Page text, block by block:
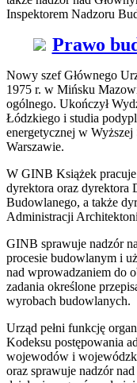
Inspektorem Nadzoru
Prawo
Nowy szef Głównego
1975 r. w Mińsku
ogólnego. Ukończył
Łódzkiego i studia
energetycznej w
Warszawie.
W GINB Książek pracuje
dyrektora oraz dyrektora
Budowlanego, a także
Administracji
GINB sprawuje nadzór
procesie budowlanym i
nad wprowadzaniem do
zadania określone
wyrobach budowlanych.
Urząd pełni funkcję
Kodeksu postępowania
wojewodów i
oraz sprawuje nadzór